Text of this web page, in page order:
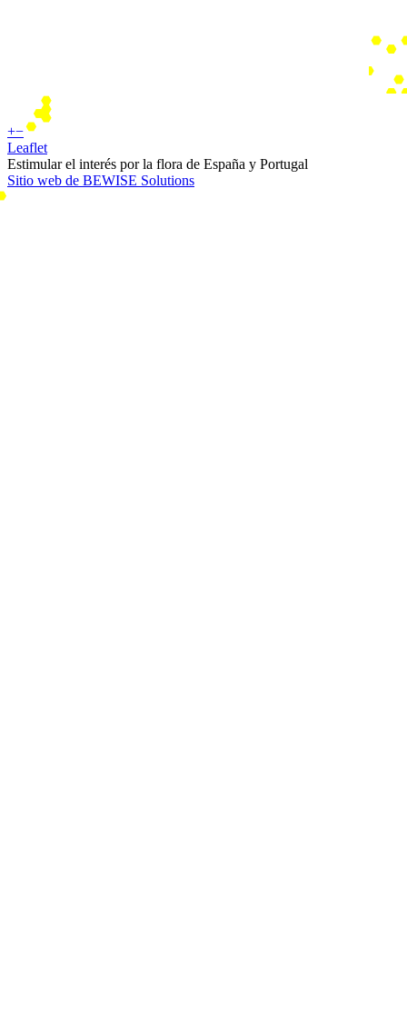
+−
Leaflet
Estimular el interés por la flora de España y Portugal
Sitio web de BEWISE Solutions